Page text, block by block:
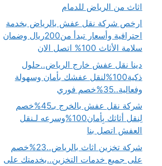
اثاث من الرياض للدمام
ارخص شركة نقل عفش بالرياض بخدمة
احترافية وأسعار تبدأ من200ريال وضمان
سلامة الأثاث 100% اتصل الان
دينا نقل عفش خارج الرياض..حلول
ذكية100%لنقل عفشك بأمان وسهولة
وفعالية..35%خصم فوري
شركة نقل عفش بالخرج بـ45%خصم
لِنقل أثاثك بِأمان100%وسرعه لـنقل
العفش اتصل بنا
شركة تخزين اثاث بالرياض..23%خصم
على جميع خدمات التخزين..بخدمتك على